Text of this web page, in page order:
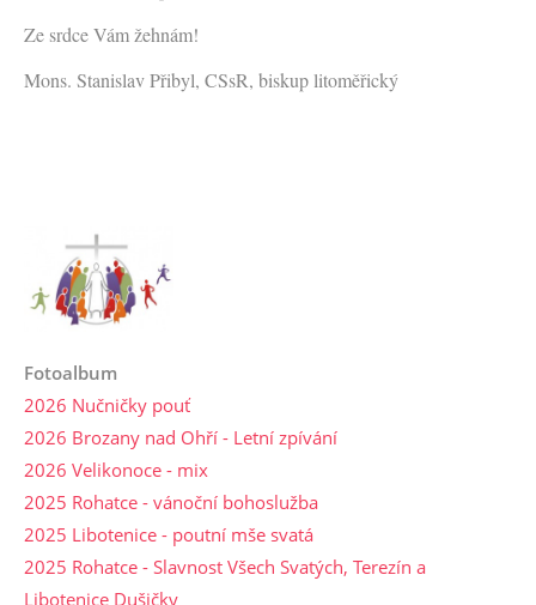
Ze srdce Vám žehnám!
Mons. Stanislav Přibyl, CSsR, biskup litoměřický
Fotoalbum
2026 Nučničky pouť
2026 Brozany nad Ohří - Letní zpívání
2026 Velikonoce - mix
2025 Rohatce - vánoční bohoslužba
2025 Libotenice - poutní mše svatá
2025 Rohatce - Slavnost Všech Svatých, Terezín a
Libotenice Dušičky